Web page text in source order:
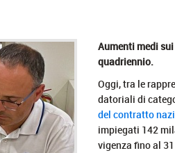
Aumenti medi
quadriennio.
Oggi, tra le
datoriali di
del contratto
impiegati 142
vigenza fino al